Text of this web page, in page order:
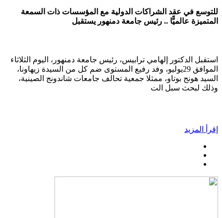
للتوسع في عقد الشراكات الدولية مع المؤسسات ذات السمعة
المتميزة عالميًّا .. رئيس جامعة دمنهور يستقبل
استقبل الدكتور إلهامي ترابيس، رئيس جامعة دمنهور، اليوم الثلاثاء
الموافق 29يوليو، وفد رفيع المستوى ضم كل من السيدة زيهاونا،
السيد هونج بوتاو، ممثلا جمعية تحالف جامعات شاندونج الصينية،
وذلك لبحث سبل الت
إقرأ المزيد